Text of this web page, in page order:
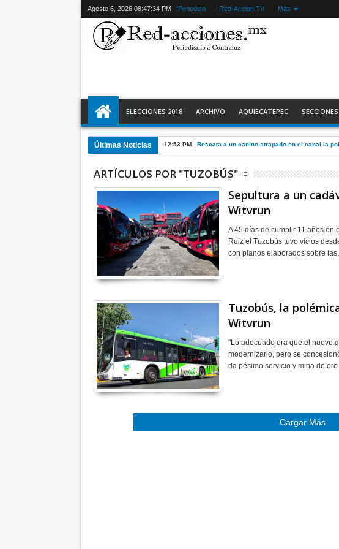
Agosto 6, 2026 08:47:35 PM Periodico Red-Accion TV Más
ELECCIONES 2018 ARCHIVO AQUIECATEPEC SECCIONES
Últimas Noticias 12:53 PM Rescata a un canino atrapado en el canal la
ARTÍCULOS POR "TUZOBÚS"
Sepultura a un
Witvrun
A 45 días de cumplir 11 años en
Ruiz el Tuzobús tuvo vicios
con planos elaborados sobre
Tuzobús, la
Witvrun
"Lo adecuado era que el nuevo
modernizarlo, pero se
da pésimo servicio y mina de
Cargar Más